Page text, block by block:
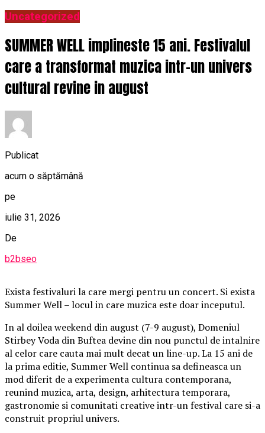
Uncategorized
SUMMER WELL implineste 15 ani. Festivalul
care a transformat muzica intr-un univers
cultural revine in august
Publicat
acum o săptămână
pe
iulie 31, 2026
De
b2bseo
Exista festivaluri la care mergi pentru un concert. Si exista
Summer Well – locul in care muzica este doar inceputul.
In al doilea weekend din august (7-9 august), Domeniul
Stirbey Voda din Buftea devine din nou punctul de intalnire
al celor care cauta mai mult decat un line-up. La 15 ani de
la prima editie, Summer Well continua sa defineasca un
mod diferit de a experimenta cultura contemporana,
reunind muzica, arta, design, arhitectura temporara,
gastronomie si comunitati creative intr-un festival care si-a
construit propriul univers.